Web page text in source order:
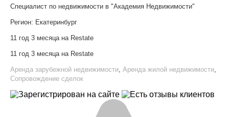
Специалист по недвижимости в "Академия Недвижимости"
Регион: Екатеринбург
11 год 3 месяца на Restate
11 год 3 месяца на Restate
Аренда зарубежной недвижимости Аренда жилой недвижимости
Сопровождение сделок